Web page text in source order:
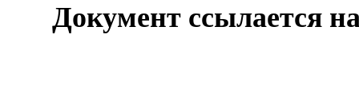
Документ ссылается